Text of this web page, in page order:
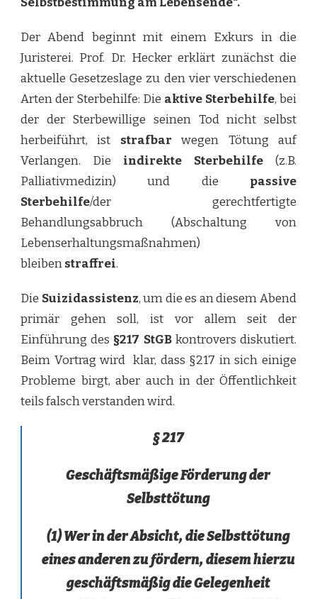
Der Abend beginnt mit einem Exkurs in die
Juristerei. Prof. Dr. Hecker erklärt zunächst die
aktuelle Gesetzeslage zu den vier verschiedenen
Arten der Sterbehilfe: Die aktive Sterbehilfe, bei
der der Sterbewillige seinen Tod nicht selbst
herbeiführt, ist strafbar wegen Tötung auf
Verlangen. Die indirekte Sterbehilfe (z.B.
Palliativmedizin) und die passive
Sterbehilfe/der gerechtfertigte
Behandlungsabbruch (Abschaltung von
Lebenserhaltungsmaßnahmen)
bleibenstraffrei.
Die Suizidassistenz, um die es an diesem Abend
primär gehen soll, ist vor allem seit der
Einführung des §217 StGBkontrovers diskutiert.
Beim Vortrag wird klar, dass §217 in sich einige
Probleme birgt, aber auch in der Öffentlichkeit
teils falsch verstanden wird.
§ 217
Geschäftsmäßige Förderung der
Selbsttötung
(1) Wer in der Absicht, die Selbsttötung
eines anderen zu fördern, diesem hierzu
geschäftsmäßig die Gelegenheit